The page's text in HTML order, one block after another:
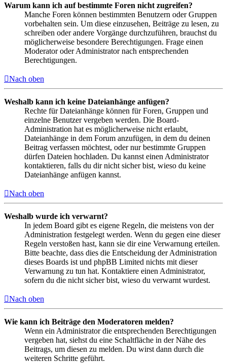
Warum kann ich auf bestimmte Foren nicht zugreifen?
Manche Foren können bestimmten Benutzern oder Gruppen
vorbehalten sein. Um diese einzusehen, Beiträge zu lesen, zu
schreiben oder andere Vorgänge durchzuführen, brauchst du
möglicherweise besondere Berechtigungen. Frage einen
Moderator oder Administrator nach entsprechenden
Berechtigungen.
Nach oben
Weshalb kann ich keine Dateianhänge anfügen?
Rechte für Dateianhänge können für Foren, Gruppen und
einzelne Benutzer vergeben werden. Die Board-
Administration hat es möglicherweise nicht erlaubt,
Dateianhänge in dem Forum anzufügen, in dem du deinen
Beitrag verfassen möchtest, oder nur bestimmte Gruppen
dürfen Dateien hochladen. Du kannst einen Administrator
kontaktieren, falls du dir nicht sicher bist, wieso du keine
Dateianhänge anfügen kannst.
Nach oben
Weshalb wurde ich verwarnt?
In jedem Board gibt es eigene Regeln, die meistens von der
Administration festgelegt werden. Wenn du gegen eine dieser
Regeln verstoßen hast, kann sie dir eine Verwarnung erteilen.
Bitte beachte, dass dies die Entscheidung der Administration
dieses Boards ist und phpBB Limited nichts mit dieser
Verwarnung zu tun hat. Kontaktiere einen Administrator,
sofern du die nicht sicher bist, wieso du verwarnt wurdest.
Nach oben
Wie kann ich Beiträge den Moderatoren melden?
Wenn ein Administrator die entsprechenden Berechtigungen
vergeben hat, siehst du eine Schaltfläche in der Nähe des
Beitrags, um diesen zu melden. Du wirst dann durch die
weiteren Schritte geführt.